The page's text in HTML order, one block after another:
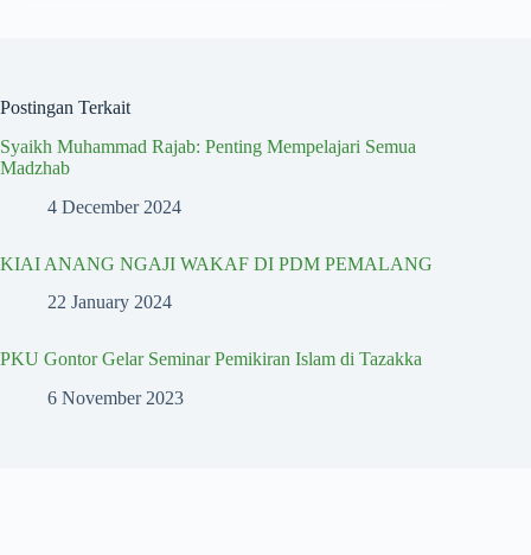
Postingan Terkait
Syaikh Muhammad Rajab: Penting Mempelajari Semua
Madzhab
4 December 2024
KIAI ANANG NGAJI WAKAF DI PDM PEMALANG
22 January 2024
PKU Gontor Gelar Seminar Pemikiran Islam di Tazakka
6 November 2023